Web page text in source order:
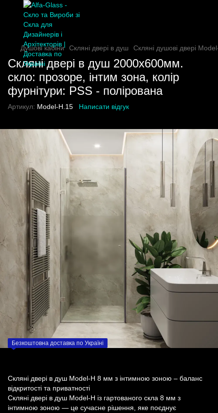
Душові кабіни Скляні двері в душ Скляні душові двері
Скляні двері в душ 2000х600мм.
скло: прозоре, інтим зона, колір
фурнітури: PSS - полірована
Артикул: Model-H.15 Написати відгук
Безкоштовна доставка по Україні
Скляні двері в душ Model-H 8 мм з інтимною зоною – баланс
відкритості та приватності
Скляні двері в душ Model-H із гартованого скла 8 мм з
інтимною зоною — це сучасне рішення, яке поєднує